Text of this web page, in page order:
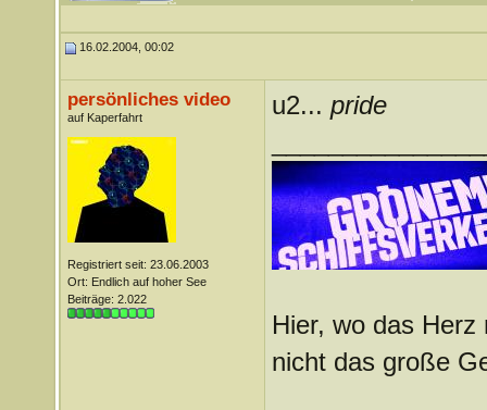
16.02.2004, 00:02
persönliches video
auf Kaperfahrt
Registriert seit: 23.06.2003
Ort: Endlich auf hoher See
Beiträge: 2.022
u2... pride
Hier, wo das Herz
nicht das große